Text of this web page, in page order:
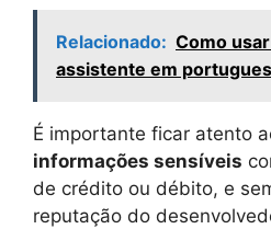
Relacionado: Como
assistente em
É importante ficar atento
informações sensíveis
de crédito ou débito, e
reputação do